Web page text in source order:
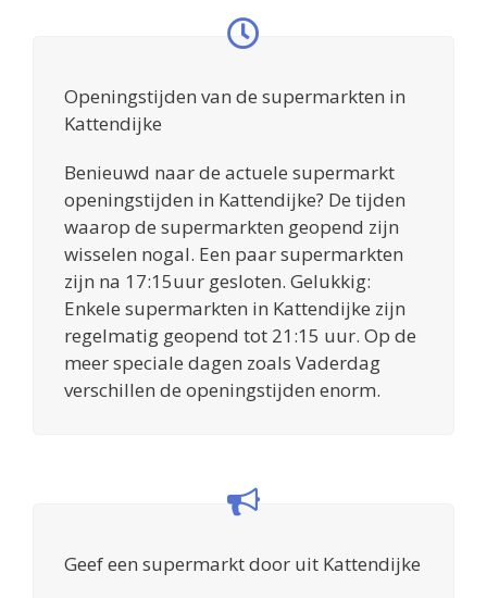
Openingstijden van de supermarkten in
Kattendijke
Benieuwd naar de actuele supermarkt
openingstijden in Kattendijke? De tijden
waarop de supermarkten geopend zijn
wisselen nogal. Een paar supermarkten
zijn na 17:15uur gesloten. Gelukkig:
Enkele supermarkten in Kattendijke zijn
regelmatig geopend tot 21:15 uur. Op de
meer speciale dagen zoals Vaderdag
verschillen de openingstijden enorm.
Geef een supermarkt door uit Kattendijke